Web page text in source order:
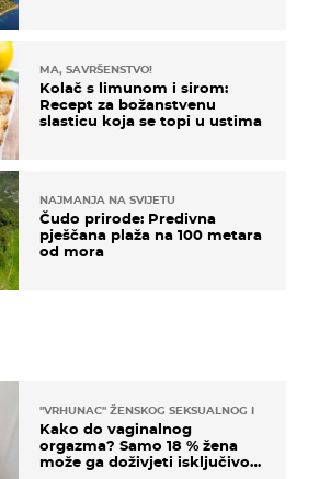
"VRHUNAC" ŽENSKOG SEKSUALNOG ISKUSTVA
Kako do vaginalnog
orgazma? Samo 18 % žena
može ga doživjeti isključivo
MA, SAVRŠENSTVO!
Kolač s limunom i sirom:
Recept za božanstvenu
slasticu koja se topi u ustima
NAJMANJA NA SVIJETU
Čudo prirode: Predivna
pješčana plaža na 100 metara
od mora